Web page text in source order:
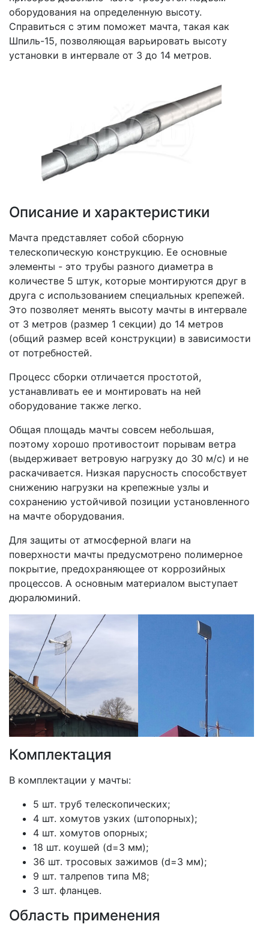
оборудования на определенную высоту.
Справиться с этим поможет мачта, такая как
Шпиль-15, позволяющая варьировать высоту
установки в интервале от 3 до 14 метров.
Описание и характеристики
Мачта представляет собой сборную
телескопическую конструкцию. Ее основные
элементы - это трубы разного диаметра в
количестве 5 штук, которые монтируются друг в
друга с использованием специальных крепежей.
Это позволяет менять высоту мачты в интервале
от 3 метров (размер 1 секции) до 14 метров
(общий размер всей конструкции) в зависимости
от потребностей.
Процесс сборки отличается простотой,
устанавливать ее и монтировать на ней
оборудование также легко.
Общая площадь мачты совсем небольшая,
поэтому хорошо противостоит порывам ветра
(выдерживает ветровую нагрузку до 30 м/с) и не
раскачивается. Низкая парусность способствует
снижению нагрузки на крепежные узлы и
сохранению устойчивой позиции установленного
на мачте оборудования.
Для защиты от атмосферной влаги на
поверхности мачты предусмотрено полимерное
покрытие, предохраняющее от коррозийных
процессов. А основным материалом выступает
дюралюминий.
Комплектация
В комплектации у мачты:
5 шт. труб телескопических;
4 шт. хомутов узких (штопорных);
4 шт. хомутов опорных;
18 шт. коушей (d=3 мм);
36 шт. тросовых зажимов (d=3 мм);
9 шт. талрепов типа М8;
3 шт. фланцев.
Область применения